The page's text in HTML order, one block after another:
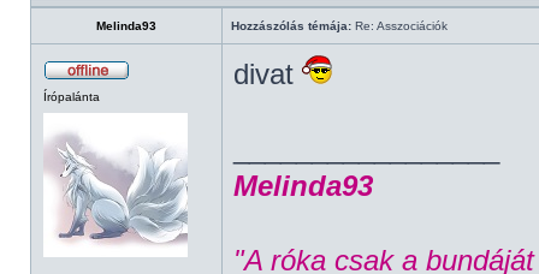
Melinda93 Hozzászólás témája: Re: Asszociációk
Írópalánta
divat
Melinda93
"A róka csak a